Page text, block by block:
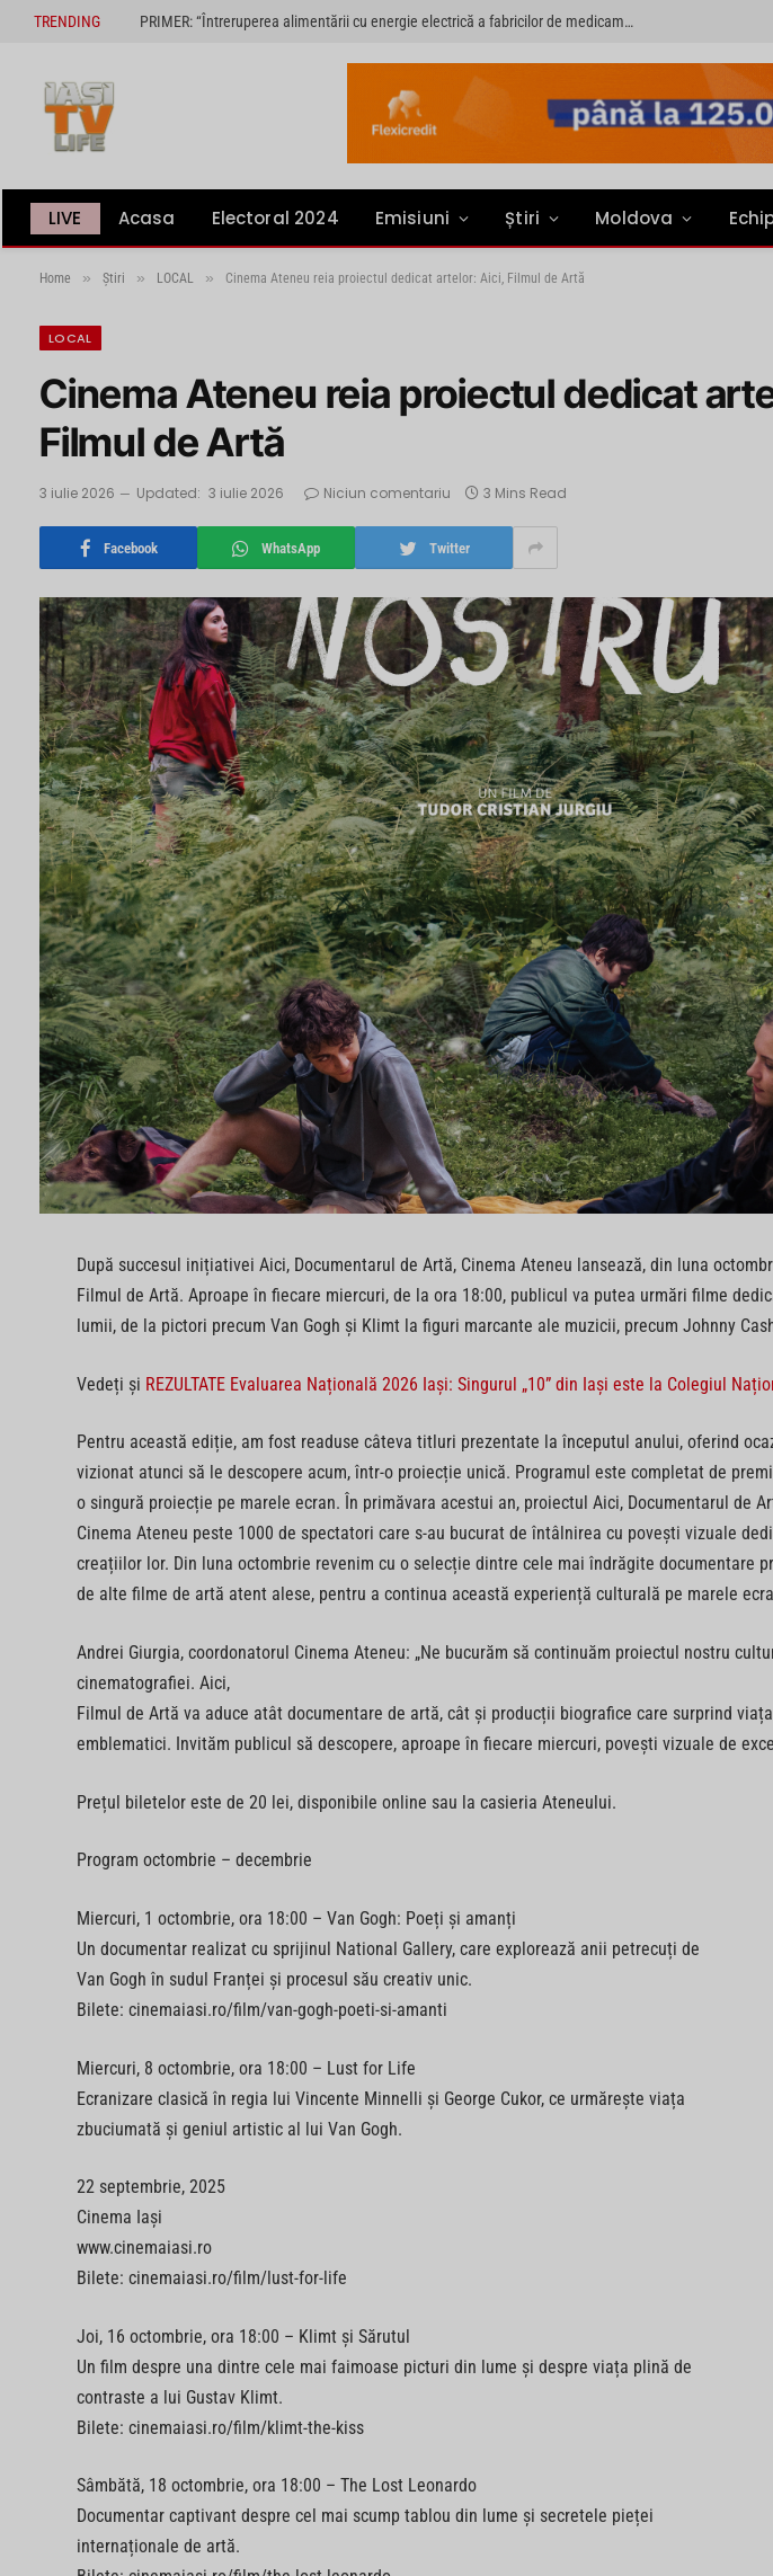
TRENDING PRIMER: “Întreruperea alimentării cu energie electrică a fabricilor de medicamente va pune în pericol accesul pacienților la medicamente esențiale”
LIVE Acasa Electoral 2024 Emisiuni Știri Moldova
Home » Știri » LOCAL » Cinema Ateneu reia proiectul dedicat artelor: Aici, Filmul de Artă
LOCAL
Cinema Ateneu reia proiectul dedicat
Filmul de Artă
3 iulie 2026 Updated: 3 iulie 2026 Niciun comentariu 3 Mins Read
Facebook WhatsApp Twitter
După succesul inițiativei Aici, Documentarul de Artă, Cinema Ateneu lansează, din luna
Filmul de Artă. Aproape în fiecare miercuri, de la ora 18:00, publicul va putea urmări filme
lumii, de la pictori precum Van Gogh și Klimt la figuri marcante ale muzicii, precum Johnny
Vedeți și REZULTATE Evaluarea Națională 2026 Iași: Singurul „10” din Iași este la Colegiul
Pentru această ediție, am fost readuse câteva titluri prezentate la începutul anului, oferind
vizionat atunci să le descopere acum, într-o proiecție unică. Programul este completat de
o singură proiecție pe marele ecran. În primăvara acestui an, proiectul Aici, Documentarul de
Cinema Ateneu peste 1000 de spectatori care s-au bucurat de întâlnirea cu povești vizuale
creațiilor lor. Din luna octombrie revenim cu o selecție dintre cele mai îndrăgite documentare
de alte filme de artă atent alese, pentru a continua această experiență culturală pe marele
Andrei Giurgia, coordonatorul Cinema Ateneu: „Ne bucurăm să continuăm proiectul nostru
cinematografiei. Aici,
Filmul de Artă va aduce atât documentare de artă, cât și producții biografice care surprind
emblematici. Invităm publicul să descopere, aproape în fiecare miercuri, povești vizuale de
Prețul biletelor este de 20 lei, disponibile online sau la casieria Ateneului.
Program octombrie – decembrie
Miercuri, 1 octombrie, ora 18:00 – Van Gogh: Poeți și amanți
Un documentar realizat cu sprijinul National Gallery, care explorează anii petrecuți de
Van Gogh în sudul Franței și procesul său creativ unic.
Bilete: cinemaiasi.ro/film/van-gogh-poeti-si-amanti
Miercuri, 8 octombrie, ora 18:00 – Lust for Life
Ecranizare clasică în regia lui Vincente Minnelli și George Cukor, ce urmărește viața
zbuciumată și geniul artistic al lui Van Gogh.
22 septembrie, 2025
Cinema Iași
www.cinemaiasi.ro
Bilete: cinemaiasi.ro/film/lust-for-life
Joi, 16 octombrie, ora 18:00 – Klimt și Sărutul
Un film despre una dintre cele mai faimoase picturi din lume și despre viața plină de
contraste a lui Gustav Klimt.
Bilete: cinemaiasi.ro/film/klimt-the-kiss
Sâmbătă, 18 octombrie, ora 18:00 – The Lost Leonardo
Documentar captivant despre cel mai scump tablou din lume și secretele pieței
internaționale de artă.